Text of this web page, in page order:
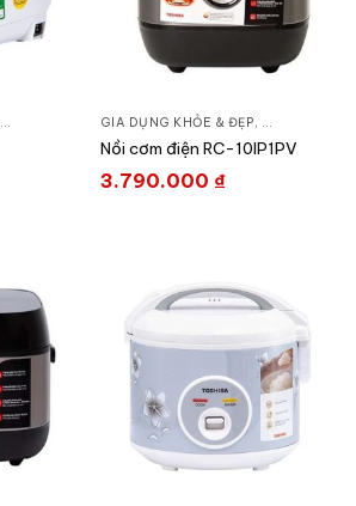
NỒI - ẤM - CA - BÌNH, NỒI CƠM ĐIỆN
GIA DỤNG KHỎE & ĐẸP, NỒI - ẤM -
Nồi cơm điện RC-10IP1PV
3.790.000 ₫